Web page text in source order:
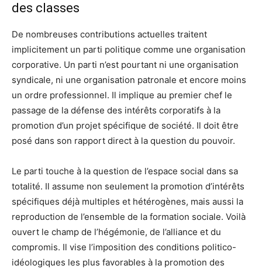
des classes
De nombreuses contributions actuelles traitent
implicitement un parti politique comme une organisation
corporative. Un parti n’est pourtant ni une organisation
syndicale, ni une organisation patronale et encore moins
un ordre professionnel. Il implique au premier chef le
passage de la défense des intérêts corporatifs à la
promotion d’un projet spécifique de société. Il doit être
posé dans son rapport direct à la question du pouvoir.
Le parti touche à la question de l’espace social dans sa
totalité. Il assume non seulement la promotion d’intérêts
spécifiques déjà multiples et hétérogènes, mais aussi la
reproduction de l’ensemble de la formation sociale. Voilà
ouvert le champ de l’hégémonie, de l’alliance et du
compromis. Il vise l’imposition des conditions politico-
idéologiques les plus favorables à la promotion des